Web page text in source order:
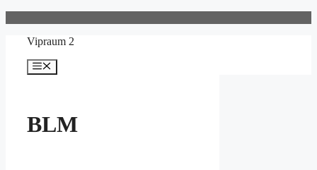
springenVipraum 2
Menü
BLM